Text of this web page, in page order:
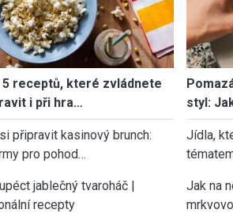
5 receptů, které zvládnete
i při hra…
připravit kasinový brunch:
pro pohod…
jablečný tvaroháč |
recepty
styl:
Jídla,
Jak na